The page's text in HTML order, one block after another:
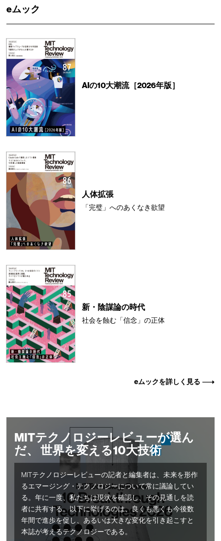
eムック
AIの10大潮流［2026年版］
人体拡張
「完璧」へのあくなき欲望
新・陰謀論の時代
社会を蝕む「信念」の正体
eムックを詳しく見る
MITテクノロジーレビューが選ん
だ、 世界を変える10大技術
MITテクノロジーレビューの記者と編集者は、未来を形作
るエマージング・テクノロジーについて常に議論してい
る。年に一度、私たちは現状を確認し、その見通しを読
者に共有する。以下に挙げるのは、良くも悪くも今後数
年間で進歩を促し、あるいは大きな変化を引き起こすと
本誌が考えるテクノロジーである。